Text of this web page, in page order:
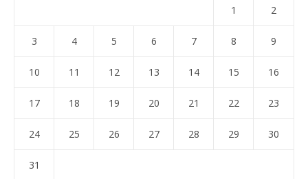
1 2
3 4 5 6 7 8 9
10 11 12 13 14 15 16
17 18 19 20 21 22 23
24 25 26 27 28 29 30
31